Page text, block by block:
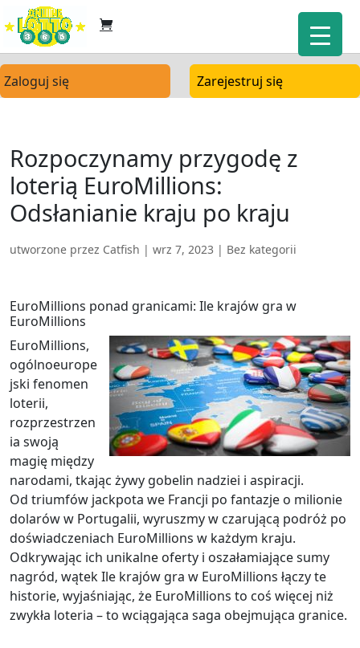
Zaloguj się Zarejestruj się
Rozpoczynamy przygodę z
loterią EuroMillions:
Odsłanianie kraju po kraju
utworzone przez Catfish | wrz 7, 2023 | Bez kategorii
EuroMillions ponad granicami: Ile krajów gra w
EuroMillions
EuroMillions,
ogólnoeurope
jski fenomen
loterii,
rozprzestrzen
ia swoją
magię między
narodami, tkając żywy gobelin nadziei i aspiracji.
Od triumfów jackpota we Francji po fantazje o milionie
dolarów w Portugalii, wyruszmy w czarującą podróż po
doświadczeniach EuroMillions w każdym kraju.
Odkrywając ich unikalne oferty i oszałamiające sumy
nagród, wątek Ile krajów gra w EuroMillions łączy te
historie, wyjaśniając, że EuroMillions to coś więcej niż
zwykła loteria – to wciągająca saga obejmująca granice.